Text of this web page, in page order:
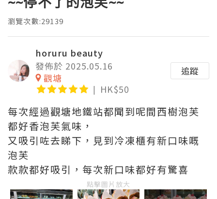
瀏覽次數:29139
horuru beauty
發佈於 2025.05.16
觀塘
HK$50
追蹤
每次經過觀塘地鐵站都聞到呢間西樹泡芙
都好香泡芙氣味，
又吸引咗去睇下，見到冷凍櫃有新口味嘅
泡芙
款款都好吸引，每次新口味都好有驚喜
點擊圖片放大